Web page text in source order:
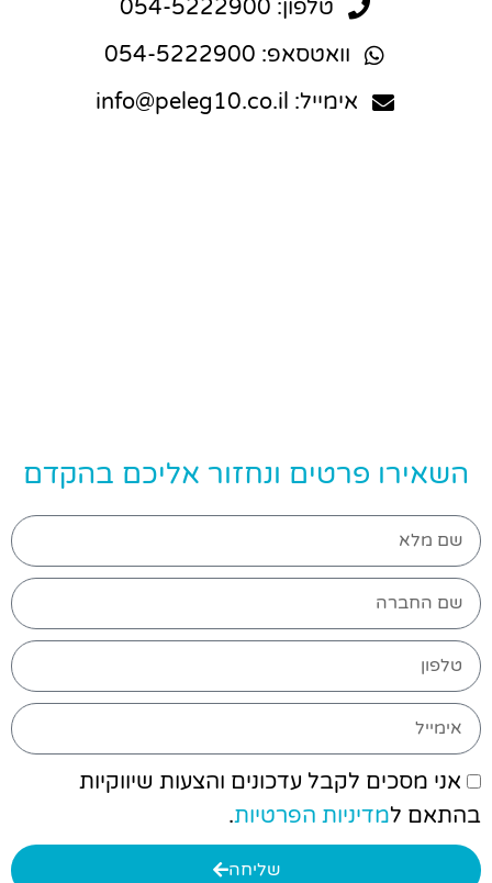
טלפון: 054-5222900
וואטסאפ: 054-5222900
אימייל: info@peleg10.co.il
השאירו פרטים ונחזור אליכם בהקדם
אני מסכים לקבל עדכונים והצעות שיווקיות
בהתאם למדיניות הפרטיות.
שליחה